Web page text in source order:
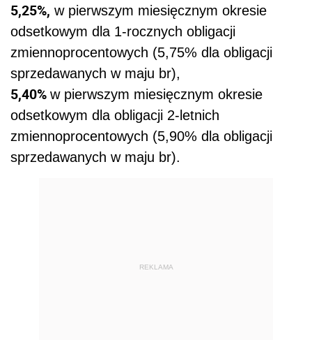
5,25%, w pierwszym miesięcznym okresie
odsetkowym dla 1-rocznych obligacji
zmiennoprocentowych (5,75% dla obligacji
sprzedawanych w maju br),
5,40% w pierwszym miesięcznym okresie
odsetkowym dla obligacji 2-letnich
zmiennoprocentowych (5,90% dla obligacji
sprzedawanych w maju br).
REKLAMA